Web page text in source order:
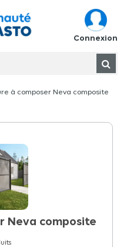
Connexion
à composer Neva composite
Neva composite